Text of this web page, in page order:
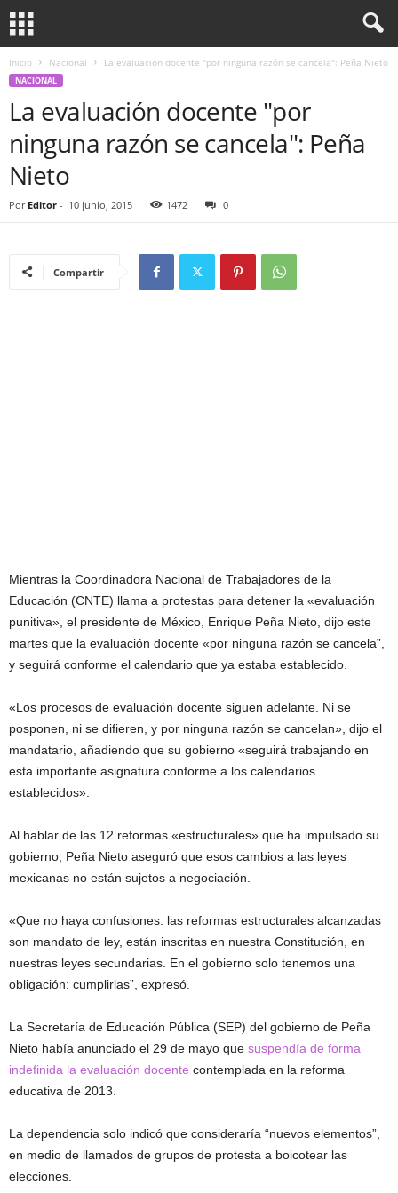
Inicio Nacional La evaluación docente "por ninguna razón se cancela": Peña Nieto
NACIONAL
La evaluación docente "por
ninguna razón se cancela": Peña
Nieto
Por Editor - 10 junio, 2015 1472 0
Compartir
Mientras la Coordinadora Nacional de Trabajadores de la
Educación (CNTE) llama a protestas para detener la «evaluación
punitiva», el presidente de México, Enrique Peña Nieto, dijo este
martes que la evaluación docente «por ninguna razón se cancela”,
y seguirá conforme el calendario que ya estaba establecido.
«Los procesos de evaluación docente siguen adelante. Ni se
posponen, ni se difieren, y por ninguna razón se cancelan», dijo el
mandatario, añadiendo que su gobierno «seguirá trabajando en
esta importante asignatura conforme a los calendarios
establecidos».
Al hablar de las 12 reformas «estructurales» que ha impulsado su
gobierno, Peña Nieto aseguró que esos cambios a las leyes
mexicanas no están sujetos a negociación.
«Que no haya confusiones: las reformas estructurales alcanzadas
son mandato de ley, están inscritas en nuestra Constitución, en
nuestras leyes secundarias. En el gobierno solo tenemos una
obligación: cumplirlas”, expresó.
La Secretaría de Educación Pública (SEP) del gobierno de Peña
Nieto había anunciado el 29 de mayo que suspendía de forma
indefinida la evaluación docente contemplada en la reforma
educativa de 2013.
La dependencia solo indicó que consideraría “nuevos elementos”,
en medio de llamados de grupos de protesta a boicotear las
elecciones.